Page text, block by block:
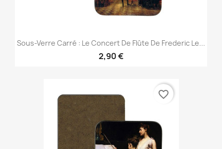
Sous-Verre Carré : Le Concert De Flûte De Frederic Le...
2,90 €
favorite_border